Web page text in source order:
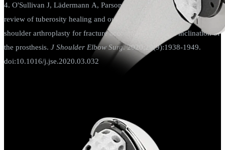
4. O'Sullivan J, Lädermann A, Parsons BO, et al. A systematic
review of tuberosity healing and outcomes following reverse
shoulder arthroplasty for fracture according to humeral inclination of
the prosthesis. J Shoulder Elbow Surg. 2020;29(9):1938-1949.
doi:10.1016/j.jse.2020.03.032